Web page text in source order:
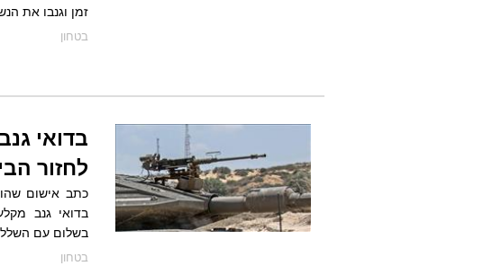
זמן וגנבו את
בטחון
בדואי
לחזור
כתב אישום
בשלום עם השלל
בטחון